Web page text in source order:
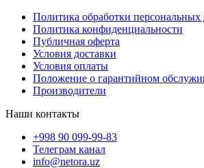
Политика обработки
Политика конфиденциальности
Публичная оферта
Условия доставки
Условия оплаты
Положение о гарантийном
Производители
Наши контакты
+998 90 099-99-83
Телеграм канал
info@netora.uz